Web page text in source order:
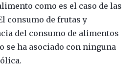
como es el caso de las
consumo de frutas y
del consumo de alimentos
se ha asociado con ninguna